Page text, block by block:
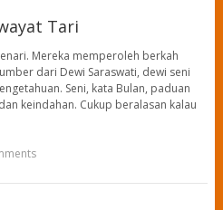
Tari
Mereka memperoleh berkah
dari Dewi Saraswati, dewi seni
Seni, kata Bulan, paduan
keindahan. Cukup beralasan kalau